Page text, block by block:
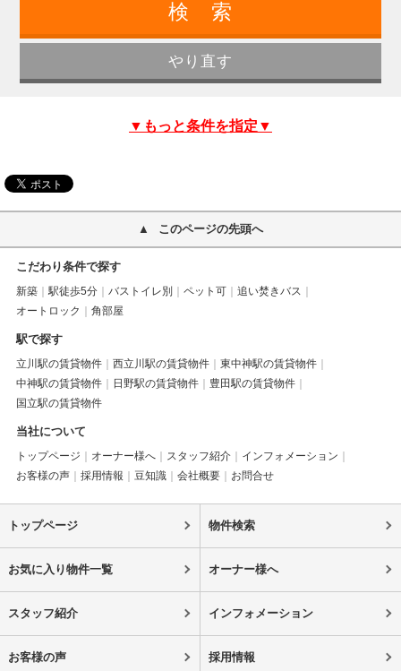
▼もっと条件を指定▼
このページの先頭へ
こだわり条件で探す
新築 駅徒歩5分 バストイレ別 ペット可
追い焚きバス
オートロック
角部屋
駅で探す
立川駅の賃貸物件 西立川駅の賃貸物件
東中神駅の賃貸物件
中神駅の賃貸物件
日野駅の賃貸物件
豊田駅の賃貸物件
国立駅の賃貸物件
当社について
トップページ オーナー様へ スタッフ紹介
インフォメーション
お客様の声
採用情報 豆知識 会社概要 お問合せ
トップページ 物件検索
お気に入り物件一覧 オーナー様へ
スタッフ紹介 インフォメーション
お客様の声 採用情報